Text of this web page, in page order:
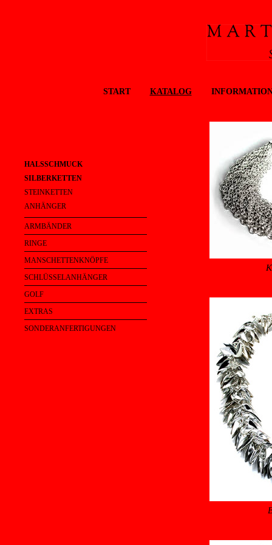
START KATALOG
HALSSCHMUCK
SILBERKETTEN
STEINKETTEN
ANHÄNGER
ARMBÄNDER
RINGE
MANSCHETTENKNÖPFE
SCHLÜSSELANHÄNGER
GOLF
EXTRAS
SONDERANFERTIGUNGEN